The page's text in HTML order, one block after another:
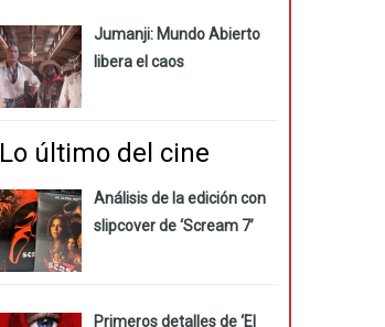
Jumanji: Mundo Abierto
libera el caos
Lo último del cine
Análisis de la edición con
slipcover de ‘Scream 7’
Primeros detalles de ‘El